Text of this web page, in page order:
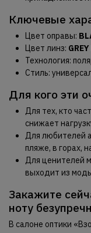
Ключевые
Цвет оправы:
Цвет линз:
Технология:
Стиль:
Для кого эти
Для тех, кто
снижает
Для любителей
пляже, в горах,
Для ценителей
выходит из
Закажите
ноту
В салоне оптики